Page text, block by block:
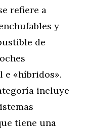
refiere a
y
de
e «híbridos».
incluye
tiene una